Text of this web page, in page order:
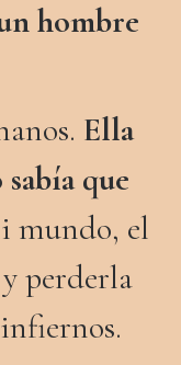
hombre
Ella
que
mundo, el
perderla